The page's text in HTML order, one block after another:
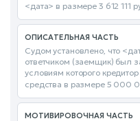
<дата> в размере 3 612 111
ОПИСАТЕЛЬНАЯ ЧАСТЬ
Судом установлено, что
ответчиком (заемщик) был
условиям которого
средства в размере 5 000
МОТИВИРОВОЧНАЯ ЧАСТЬ